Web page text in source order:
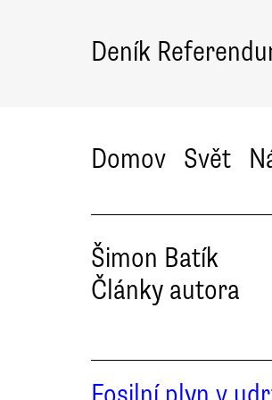
Deník
Domov Svět
Šimon Batík
Články autora